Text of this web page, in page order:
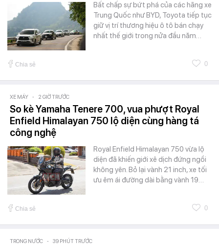
Bất chấp sự bứt phá của các hãng xe
Trung Quốc như BYD, Toyota tiếp tục
giữ vị trí thương hiệu ô tô bán chạy
nhất thế giới trong nửa đầu năm…
Chia sẻ 0
XE MÁY - 2 GIỜ TRƯỚC
So kè Yamaha Tenere 700, vua phượt Royal
Enfield Himalayan 750 lộ diện cùng hàng tá
công nghệ
Royal Enfield Himalayan 750 vừa lộ
diện đã khiến giới xê dịch đứng ngồi
không yên. Bỏ lại vành 21 inch, xe tối
ưu êm ái đường dài bằng vành 19…
Chia sẻ 0
TRONG NƯỚC - 39 PHÚT TRƯỚC